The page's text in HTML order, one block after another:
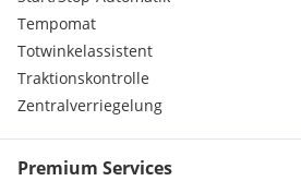
Tempomat
Totwinkelassistent
Traktionskontrolle
Zentralverriegelung
Premium Services